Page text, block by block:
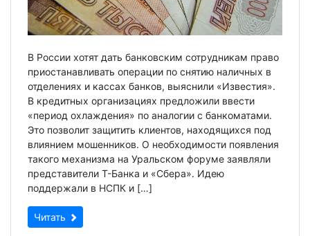
В России хотят дать банковским сотрудникам право
приостанавливать операции по снятию наличных в
отделениях и кассах банков, выяснили «Известия».
В кредитных организациях предложили ввести
«период охлаждения» по аналогии с банкоматами.
Это позволит защитить клиентов, находящихся под
влиянием мошенников. О необходимости появления
такого механизма на Уральском форуме заявляли
представители Т-Банка и «Сбера». Идею
поддержали в НСПК и […]
Читать